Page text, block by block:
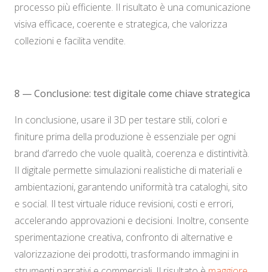
processo più efficiente. Il risultato è una comunicazione
visiva efficace, coerente e strategica, che valorizza
collezioni e facilita vendite.
8 — Conclusione: test digitale come chiave strategica
In conclusione, usare il 3D per testare stili, colori e
finiture prima della produzione è essenziale per ogni
brand d’arredo che vuole qualità, coerenza e distintività.
Il digitale permette simulazioni realistiche di materiali e
ambientazioni, garantendo uniformità tra cataloghi, sito
e social. Il test virtuale riduce revisioni, costi e errori,
accelerando approvazioni e decisioni. Inoltre, consente
sperimentazione creativa, confronto di alternative e
valorizzazione dei prodotti, trasformando immagini in